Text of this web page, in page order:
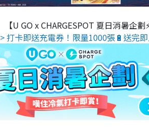
【U GO x CHARGESPOT 夏日消暑企劃⚡
> 打卡即送充電券！限量1000張🔋送完